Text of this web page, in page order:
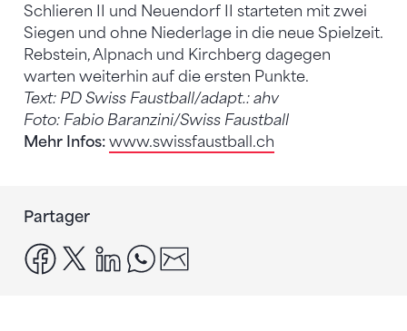
Schlieren II und Neuendorf II starteten mit zwei
Siegen und ohne Niederlage in die neue Spielzeit.
Rebstein, Alpnach und Kirchberg dagegen
warten weiterhin auf die ersten Punkte.
Text: PD Swiss Faustball/adapt.: ahv
Foto: Fabio Baranzini/Swiss Faustball
Mehr Infos: www.swissfaustball.ch
Partager
facebook
x linkedinwhatsapp